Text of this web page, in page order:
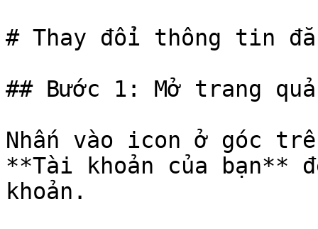
# Thay đổi thông tin
## Bước 1: Mở trang
Nhấn vào icon ở góc
**Tài khoản của bạn**
khoản.